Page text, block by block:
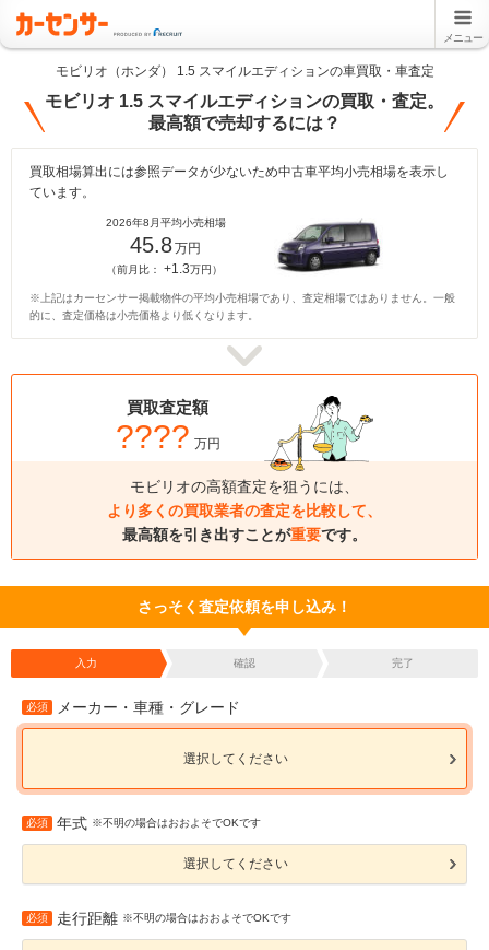
メニュー
モビリオ（ホンダ） 1.5 スマイルエディションの車買取・車査定
モビリオ 1.5 スマイルエディションの買取・査定。
最高額で売却するには？
買取相場算出には参照データが少ないため中古車平均小売相場を表示し
ています。
2026年8月平均小売相場
45.8万円
（前月比： +1.3万円）
※上記はカーセンサー掲載物件の平均小売相場であり、査定相場ではありません。一般
的に、査定価格は小売価格より低くなります。
買取査定額
???? 万円
モビリオの高額査定を狙うには、
より多くの買取業者の査定を比較して、
最高額を引き出すことが重要です。
さっそく査定依頼を申し込み！
入力 確認 完了
必須 メーカー・車種・グレード
選択してください
必須 年式 ※不明の場合はおおよそでOKです
選択してください
必須 走行距離 ※不明の場合はおおよそでOKです